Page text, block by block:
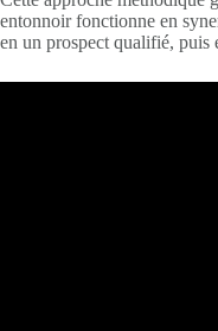
entonnoir fonctionne en
en un prospect qualifié, puis